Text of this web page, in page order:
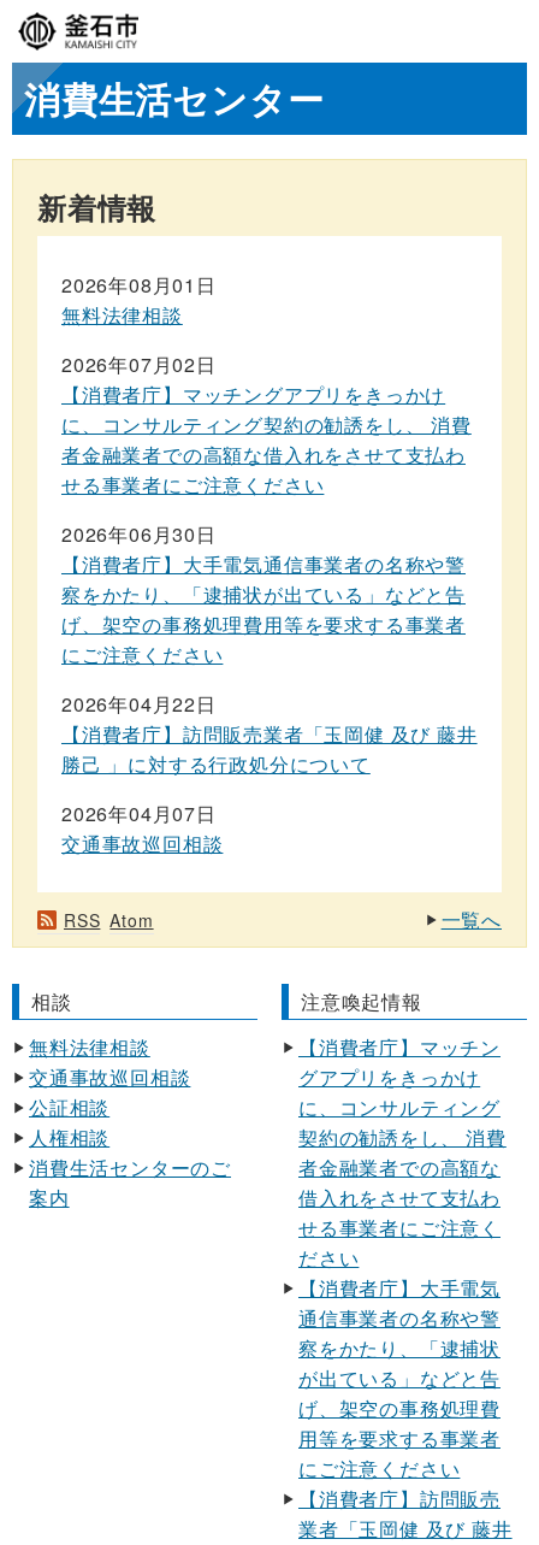
消費生活センター
新着情報
2026年08月01日
無料法律相談
2026年07月02日
【消費者庁】マッチングアプリをきっかけ
に、コンサルティング契約の勧誘をし、 消費
者金融業者での高額な借入れをさせて支払わ
せる事業者にご注意ください
2026年06月30日
【消費者庁】大手電気通信事業者の名称や警
察をかたり、「逮捕状が出ている」などと告
げ、架空の事務処理費用等を要求する事業者
にご注意ください
2026年04月22日
【消費者庁】訪問販売業者「玉岡健 及び 藤井
勝己 」に対する行政処分について
2026年04月07日
交通事故巡回相談
一覧へ
RSS Atom
相談
無料法律相談
交通事故巡回相談
公証相談
人権相談
消費生活センターのご
案内
注意喚起情報
【消費者庁】マッチン
グアプリをきっかけ
に、コンサルティング
契約の勧誘をし、 消費
者金融業者での高額な
借入れをさせて支払わ
せる事業者にご注意く
ださい
【消費者庁】大手電気
通信事業者の名称や警
察をかたり、「逮捕状
が出ている」などと告
げ、架空の事務処理費
用等を要求する事業者
にご注意ください
【消費者庁】訪問販売
業者「玉岡健 及び 藤井